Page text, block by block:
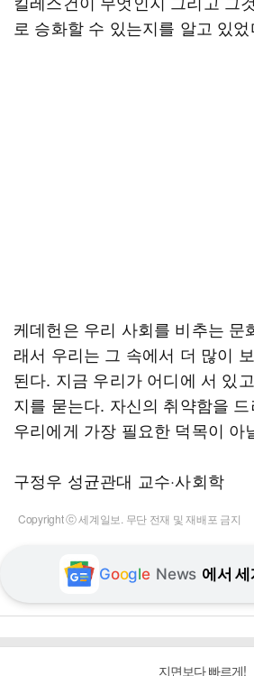
로 승화할 수 있는지를 알고 있었
케데헌은 우리 사회를 비추는 문
래서 우리는 그 속에서 더 많이
된다. 지금 우리가 어디에 서 있
지를 묻는다. 자신의 취약함을
우리에게 가장 필요한 덕목이 아
구정우 성균관대 교수·사회학
Copyright ⓒ 세계일보. 무단 전재 및 재배포 금지
Google News 에서
지면보다 빠르게!